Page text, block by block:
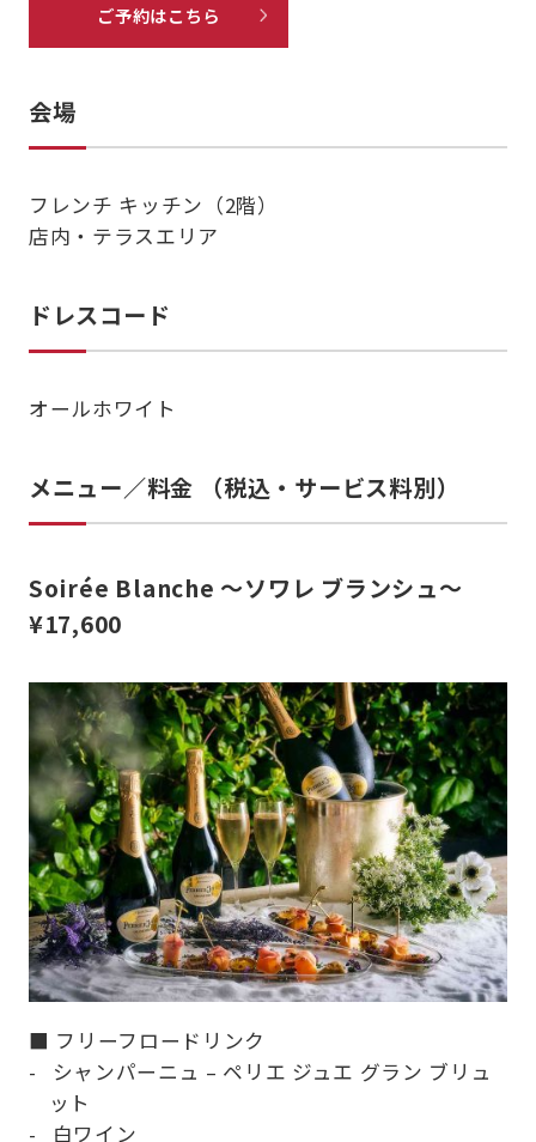
ご予約はこちら
会場
フレンチ キッチン（2階）
店内・テラスエリア
ドレスコード
オールホワイト
メニュー／料金 （税込・サービス料別）
Soirée Blanche ～ソワレ ブランシュ～
¥17,600
■ フリーフロードリンク
シャンパーニュ – ペリエ ジュエ グラン ブリュ
ット
白ワイン